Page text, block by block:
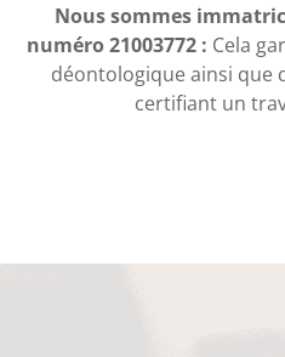
Nous sommes
numéro 21003772 : Cela
déontologique ainsi que
certifiant un